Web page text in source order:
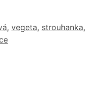
, vegeta, strouhanka,